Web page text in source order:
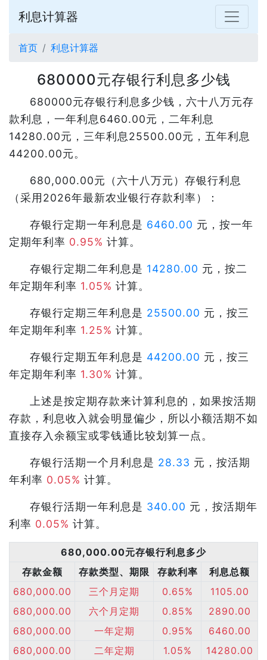
利息计算器
首页 利息计算器
680000元存银行利息多少钱
680000元存银行利息多少钱，六十八万元存
款利息，一年利息6460.00元，二年利息
14280.00元，三年利息25500.00元，五年利息
44200.00元。
680,000.00元（六十八万元）存银行利息
（采用2026年最新农业银行存款利率）：
存银行定期一年利息是 6460.00 元，按一年
定期年利率 0.95% 计算。
存银行定期二年利息是 14280.00 元，按二
年定期年利率 1.05% 计算。
存银行定期三年利息是 25500.00 元，按三
年定期年利率 1.25% 计算。
存银行定期五年利息是 44200.00 元，按三
年定期年利率 1.30% 计算。
上述是按定期存款来计算利息的，如果按活期
存款，利息收入就会明显偏少，所以小额活期不如
直接存入余额宝或零钱通比较划算一点。
存银行活期一个月利息是 28.33 元，按活期
年利率 0.05% 计算。
存银行活期一年利息是 340.00 元，按活期年
利率 0.05% 计算。
680,000.00元存银行利息多少
存款金额
存款类型、期限 存款利率
利息总额
680,000.00
三个月定期 0.65%
1105.00
680,000.00
六个月定期 0.85%
2890.00
680,000.00
一年定期 0.95%
6460.00
680,000.00
二年定期 1.05%
14280.00